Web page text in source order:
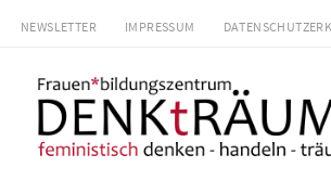
Zum
springen
NEWSLETTER IMPRESSUM